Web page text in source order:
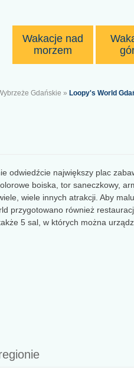
Wakacje nad
morzem
Gdańskie » Loopy's World
odwiedźcie największy plac
boiska, tor saneczkowy,
wiele innych atrakcji. Aby
przygotowano również
5 sal, w których można